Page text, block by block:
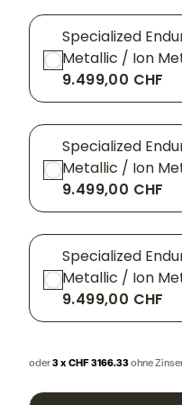
Specialized
Metallic / Ion
9.499,00 CHF
Specialized
Metallic / Ion
9.499,00 CHF
Specialized
Metallic / Ion
9.499,00 CHF
oder3 x CHF 3166.33ohne